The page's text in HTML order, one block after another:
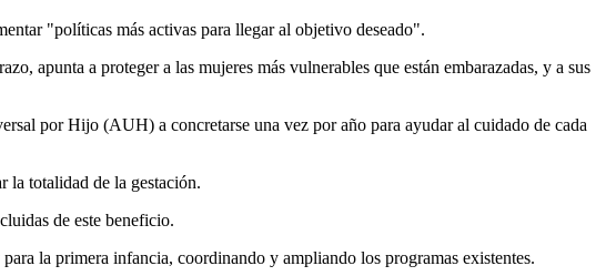
"políticas más activas para llegar al objetivo deseado".
apunta a proteger a las mujeres más vulnerables que están embarazadas, y a sus
por Hijo (AUH) a concretarse una vez por año para ayudar al cuidado de cada
la totalidad de la gestación.
de este beneficio.
la primera infancia, coordinando y ampliando los programas existentes.